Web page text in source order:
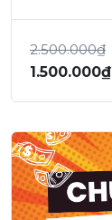
2.500.000₫
1.500.000₫